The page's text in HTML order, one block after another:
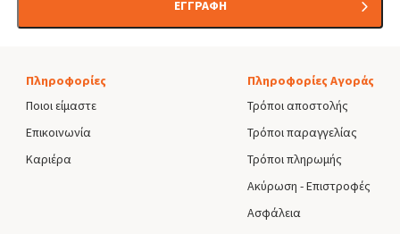
ΕΓΓΡΑΦΗ
Πληροφορίες
Ποιοι είμαστε
Επικοινωνία
Καριέρα
Πληροφορίες Αγοράς
Τρόποι αποστολής
Τρόποι παραγγελίας
Τρόποι πληρωμής
Ακύρωση - Επιστροφές
Ασφάλεια